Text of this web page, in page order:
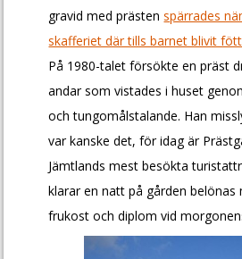
gravid med prästenspärrades
skafferiet där tills barnet blivit fött
På 1980-talet försökte en präst
andar som vistades i huset
och tungomålstalande. Han
var kanske det, för idag är
Jämtlands mest besökta
klarar en natt på gården belönas
frukost och diplom vid